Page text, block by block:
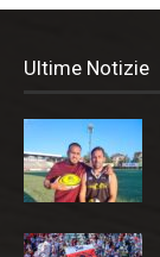
Ultime Notizie